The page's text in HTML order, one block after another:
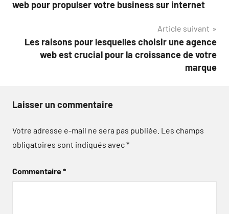
web pour propulser votre business sur internet
Article suivant
Les raisons pour lesquelles choisir une agence
web est crucial pour la croissance de votre
marque
Laisser un commentaire
Votre adresse e-mail ne sera pas publiée. Les champs
obligatoires sont indiqués avec*
Commentaire*